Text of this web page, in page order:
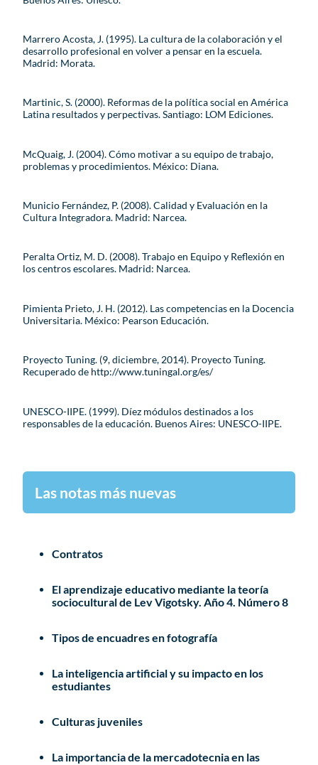
Marrero Acosta, J. (1995). La cultura de la colaboración y el
desarrollo profesional en volver a pensar en la escuela.
Madrid: Morata.
Martinic, S. (2000). Reformas de la política social en América
Latina resultados y perpectivas. Santiago: LOM Ediciones.
McQuaig, J. (2004). Cómo motivar a su equipo de trabajo,
problemas y procedimientos. México: Diana.
Municio Fernández, P. (2008). Calidad y Evaluación en la
Cultura Integradora. Madrid: Narcea.
Peralta Ortiz, M. D. (2008). Trabajo en Equipo y Reflexión en
los centros escolares. Madrid: Narcea.
Pimienta Prieto, J. H. (2012). Las competencias en la Docencia
Universitaria. México: Pearson Educación.
Proyecto Tuning. (9, diciembre, 2014). Proyecto Tuning.
Recuperado de http://www.tuningal.org/es/
UNESCO-IIPE. (1999). Díez módulos destinados a los
responsables de la educación. Buenos Aires: UNESCO-IIPE.
Las notas más nuevas
Contratos
El aprendizaje educativo mediante la teoría
sociocultural de Lev Vigotsky. Año 4. Número 8
Tipos de encuadres en fotografía
La inteligencia artificial y su impacto en los
estudiantes
Culturas juveniles
La importancia de la mercadotecnia en las